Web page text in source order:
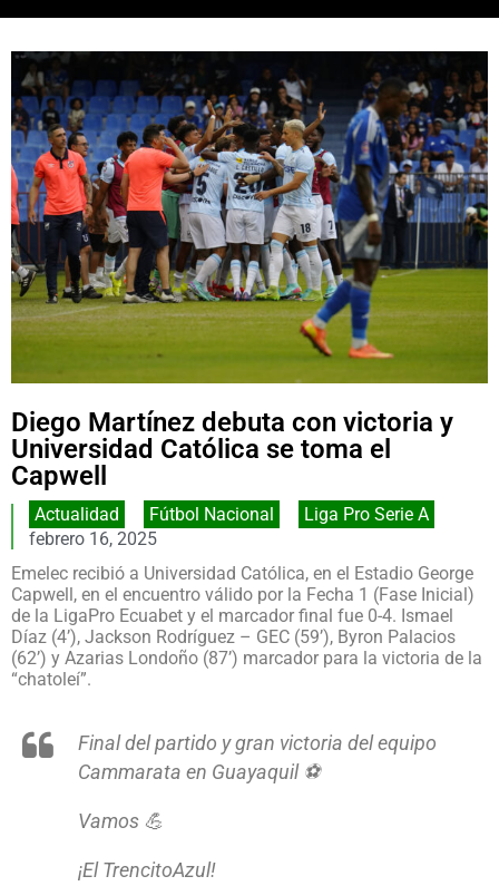
Diego Martínez debuta con victoria y
Universidad Católica se toma el
Capwell
Actualidad Fútbol Nacional
Liga Pro Serie A
febrero 16, 2025
Emelec recibió a Universidad Católica, en el Estadio George
Capwell, en el encuentro válido por la Fecha 1 (Fase Inicial)
de la LigaPro Ecuabet y el marcador final fue 0-4. Ismael
Díaz (4’), Jackson Rodríguez – GEC (59’), Byron Palacios
(62’) y Azarias Londoño (87’) marcador para la victoria de la
“chatoleí”.
Final del partido y gran victoria del equipo
Cammarata en Guayaquil ⚽️
Vamos 💪
¡El TrencitoAzul!